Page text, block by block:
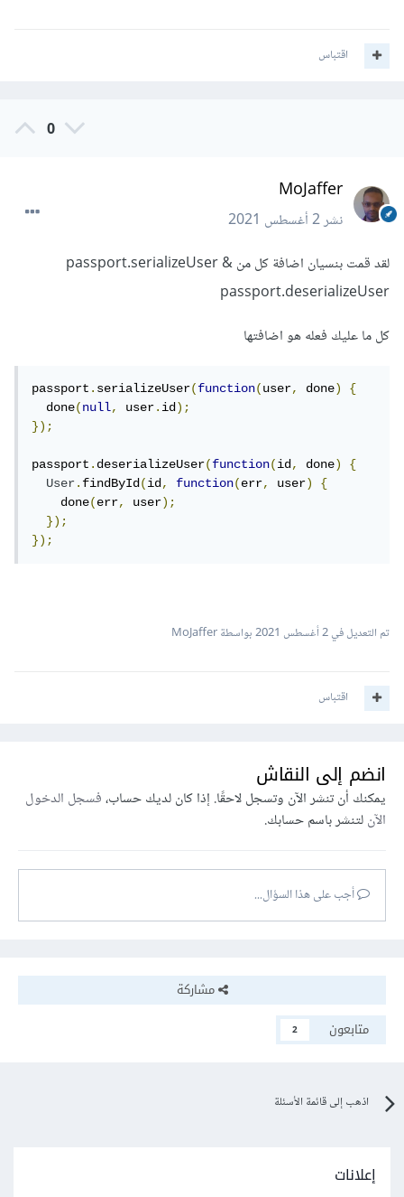
اقتباس
0
MoJaffer
نشر2 أغسطس 2021
لقد قمت بنسيان اضافة كل من passport.serializeUser &
passport.deserializeUser
كل ما عليك فعله هو اضافتها
passport.serializeUser(function(user, done)
{
  done
(null, user.id);
});
passport.deserializeUser(function(id, done)
{
User.findById(id, function(err, user)
{
    done
(err, user);
});
});
تم التعديل في2 أغسطس 2021 بواسطة MoJaffer
اقتباس
انضم إلى النقاش
يمكنك أن تنشر الآن وتسجل لاحقًا. إذا كان لديك حساب،فسجل الدخول
الآنلتنشر باسم حسابك.
أجب على هذا السؤال...
مشاركة
متابعون
2
اذهب إلى قائمة الأسئلة
إعلانات